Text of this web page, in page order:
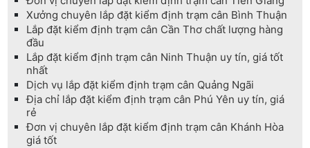
Xưởng chuyên lắp đặt kiểm định trạm cân Bình Thuận
Lắp đặt kiểm định trạm cân Cần Thơ chất lượng hàng
đầu
Lắp đặt kiểm định trạm cân Ninh Thuận uy tín, giá tốt
nhất
Dịch vụ lắp đặt kiểm định trạm cân Quảng Ngãi
Địa chỉ lắp đặt kiểm định trạm cân Phú Yên uy tín, giá
rẻ
Đơn vị chuyên lắp đặt kiểm định trạm cân Khánh Hòa
giá tốt